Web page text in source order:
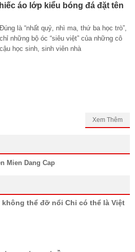
áo lớp kiểu bóng đá đặt tên
Đúng là “nhất quỷ, nhì ma, thứ ba học trò”,
chỉ những bộ óc “siêu việt” của những cô
cậu học sinh, sinh viên nhà
Xem Thêm
thể đỡ nổi Chỉ có thể là Việt